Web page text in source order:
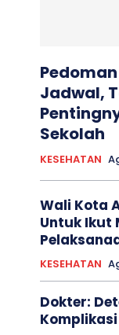
Jadwal,
Sekolah
KESEHATAN
Wali Kota
Untuk Ikut
KESEHATAN
Dokter: